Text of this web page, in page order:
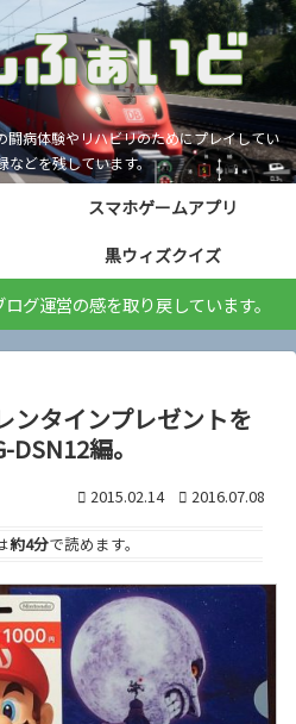
病体験やリハビリのためにプレイしてい
などを残しています。
スマホゲームアプリ
黒ウィズクイズ
グ運営の感を取り戻しています。
ンタインプレゼントを
編。
2015.02.14 2016.07.08
約4分で読めます。